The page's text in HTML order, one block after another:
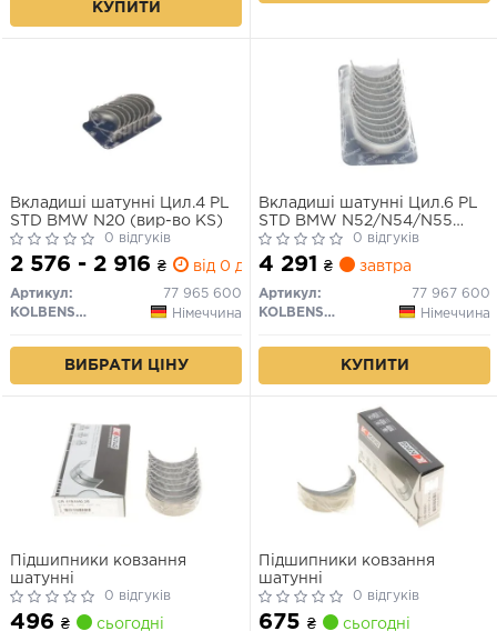
КУПИТИ
Вкладиші шатунні Цил.4 PL
STD BMW N20 (вир-во KS)
0 відгуків
2 576 - 2 916 ₴ від 0 дн.
Артикул:
77 965 600
KOLBENSCHMIDT
Німеччина
ВИБРАТИ ЦІНУ
Вкладиші шатунні Цил.6 PL
STD BMW N52/N54/N55
(вир-во KS)
0 відгуків
4 291 ₴ завтра
Артикул:
77 967 600
KOLBENSCHMIDT
Німеччина
КУПИТИ
Підшипники ковзання
шатунні
0 відгуків
496 ₴
сьогодні
Підшипники ковзання
шатунні
0 відгуків
675 ₴ сьогодні